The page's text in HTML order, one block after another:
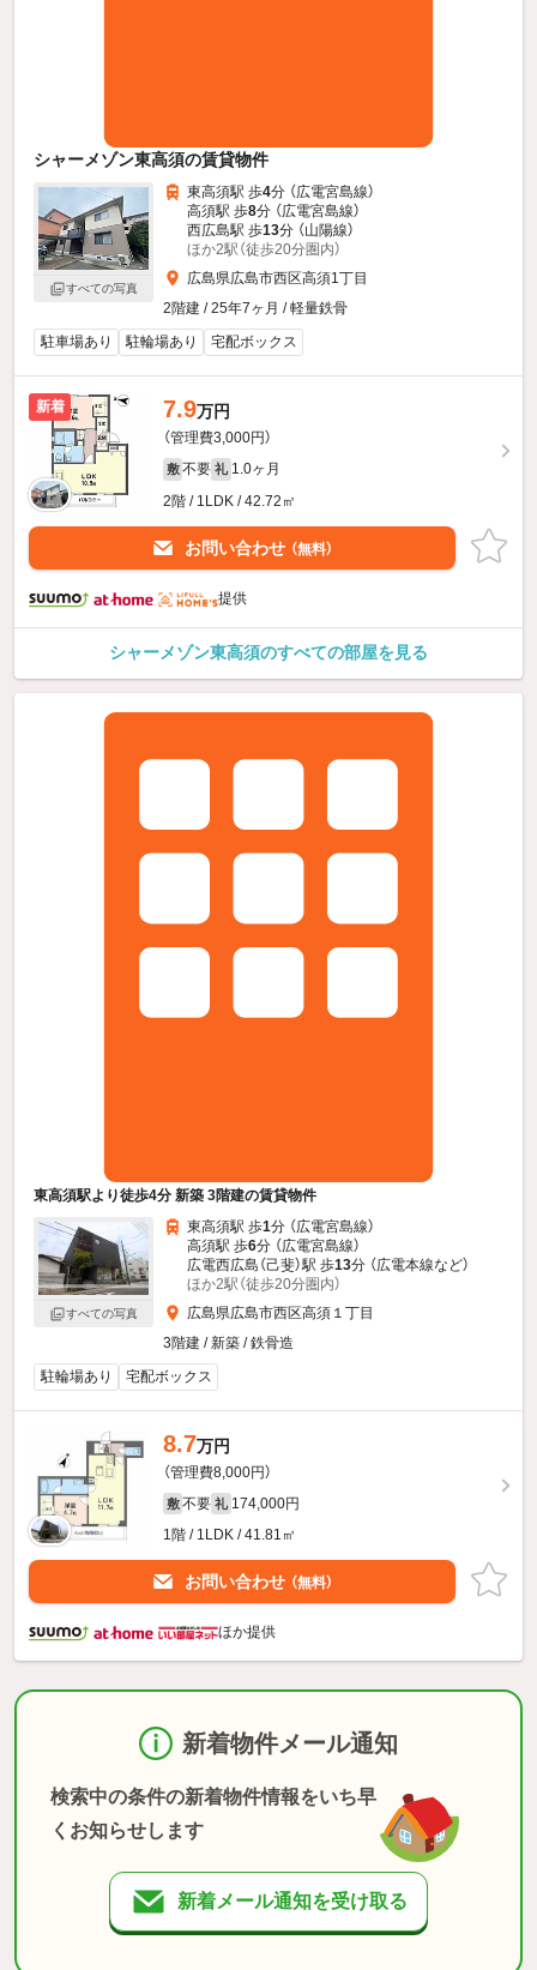
シャーメゾン東高須の賃貸物件
すべての写真
東高須駅 歩4分 （広電宮島線）
高須駅 歩8分 （広電宮島線）
西広島駅 歩13分 （山陽線）
ほか2駅（徒歩20分圏内）
広島県広島市西区高須1丁目
2階建 / 25年7ヶ月 / 軽量鉄骨
駐車場あり
駐輪場あり 宅配ボックス
新着 7.9万円
（管理費3,000円）
敷 不要 礼 1.0ヶ月
2階 / 1LDK / 42.72㎡
お問い合わせ （無料）
提供
シャーメゾン東高須のすべての部屋を見る
東高須駅より徒歩4分 新築 3階建の賃貸物件
すべての写真
東高須駅 歩1分 （広電宮島線）
高須駅 歩6分 （広電宮島線）
広電西広島（己斐）駅 歩13分 （広電本線など）
ほか2駅（徒歩20分圏内）
広島県広島市西区高須１丁目
3階建 / 新築 / 鉄骨造
駐輪場あり
宅配ボックス
8.7万円
（管理費8,000円）
敷 不要 礼 174,000円
1階 / 1LDK / 41.81㎡
お問い合わせ （無料）
ほか提供
新着物件メール通知
検索中の条件の新着物件情報をいち早
くお知らせします
新着メール通知を受け取る